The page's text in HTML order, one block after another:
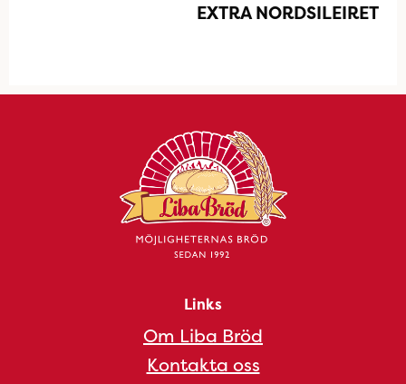
EXTRA NORDSILEIRET
Links
Om Liba Bröd
Kontakta oss